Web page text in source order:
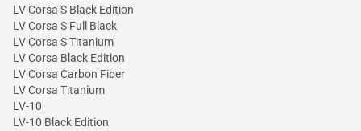
LV Corsa S Black Edition
LV Corsa S Full Black
LV Corsa S Titanium
LV Corsa Black Edition
LV Corsa Carbon Fiber
LV Corsa Titanium
LV-10
LV-10 Black Edition